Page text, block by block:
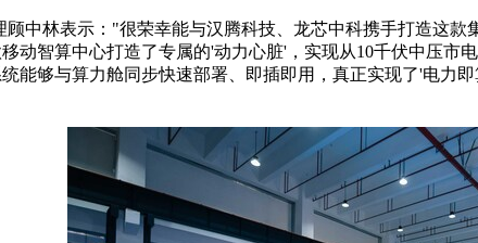
中林表示："很荣幸能与汉腾科技、龙芯中科携手打造这
动智算中心打造了专属的'动力心脏'，实现从10千伏中压
能够与算力舱同步快速部署、即插即用，真正实现了'电力